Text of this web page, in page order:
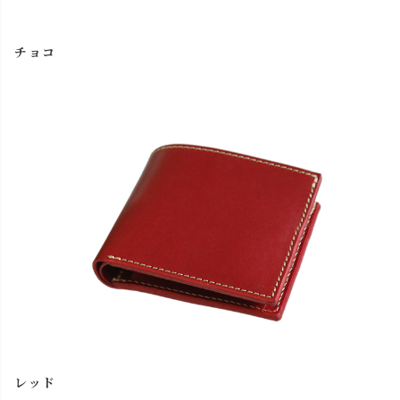
チョコ
レッド